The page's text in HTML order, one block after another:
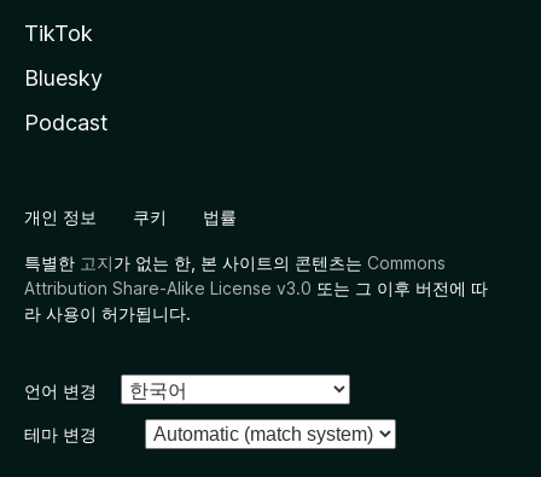
TikTok
Bluesky
Podcast
개인 정보 쿠키 법률
특별한 고지가 없는 한, 본 사이트의 콘텐츠는 Commons
Attribution Share-Alike License v3.0 또는 그 이후 버전에 따
라 사용이 허가됩니다.
언어 변경
테마 변경